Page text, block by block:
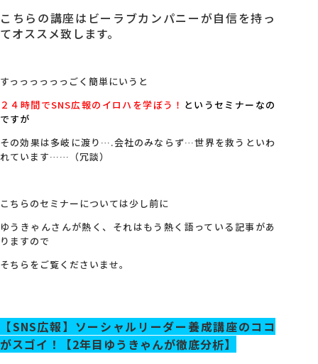
こちらの講座はビーラブカンパニーが自信を持っ
てオススメ致します。
すっっっっっっごく簡単にいうと
２４時間でSNS広報のイロハを学ぼう！ というセミナーなの
ですが
その効果は多岐に渡り….会社のみならず…世界を救うといわ
れています……（冗談）
こちらのセミナーについては少し前に
ゆうきゃんさんが熱く、それはもう熱く語っている記事があ
りますので
そちらをご覧くださいませ。
【SNS広報】ソーシャルリーダー養成講座のココ
がスゴイ！【2年目ゆうきゃんが徹底分析】